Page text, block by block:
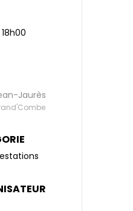
Jaurès